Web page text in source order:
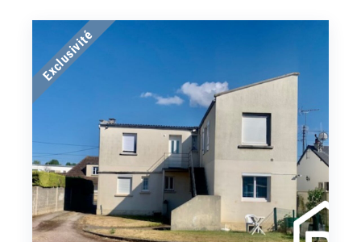
Exclusivité